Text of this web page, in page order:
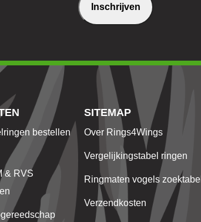
Inschrijven
bestellen
& RVS
SITEMAP
Over Rings4Wings
Vergelijkingstabel ringen
Ringmaten vogels zoektabel
Verzendkosten